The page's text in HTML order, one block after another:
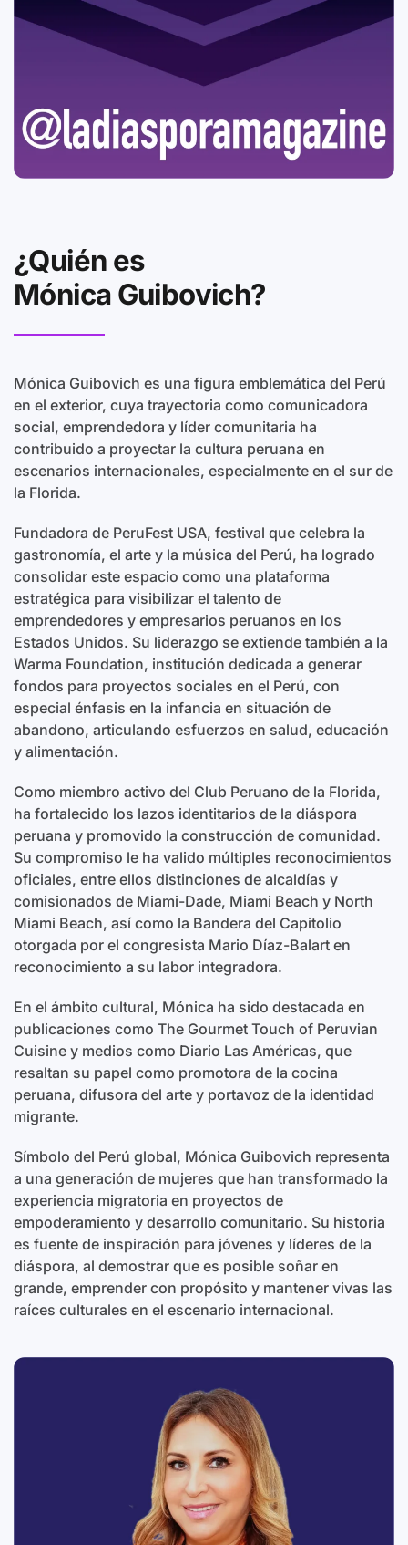
¿Quién es
Mónica Guibovich?
Mónica Guibovich es una figura emblemática del Perú
en el exterior, cuya trayectoria como comunicadora
social, emprendedora y líder comunitaria ha
contribuido a proyectar la cultura peruana en
escenarios internacionales, especialmente en el sur de
la Florida.
Fundadora de PeruFest USA, festival que celebra la
gastronomía, el arte y la música del Perú, ha logrado
consolidar este espacio como una plataforma
estratégica para visibilizar el talento de
emprendedores y empresarios peruanos en los
Estados Unidos. Su liderazgo se extiende también a la
Warma Foundation, institución dedicada a generar
fondos para proyectos sociales en el Perú, con
especial énfasis en la infancia en situación de
abandono, articulando esfuerzos en salud, educación
y alimentación.
Como miembro activo del Club Peruano de la Florida,
ha fortalecido los lazos identitarios de la diáspora
peruana y promovido la construcción de comunidad.
Su compromiso le ha valido múltiples reconocimientos
oficiales, entre ellos distinciones de alcaldías y
comisionados de Miami-Dade, Miami Beach y North
Miami Beach, así como la Bandera del Capitolio
otorgada por el congresista Mario Díaz-Balart en
reconocimiento a su labor integradora.
En el ámbito cultural, Mónica ha sido destacada en
publicaciones como The Gourmet Touch of Peruvian
Cuisine y medios como Diario Las Américas, que
resaltan su papel como promotora de la cocina
peruana, difusora del arte y portavoz de la identidad
migrante.
Símbolo del Perú global, Mónica Guibovich representa
a una generación de mujeres que han transformado la
experiencia migratoria en proyectos de
empoderamiento y desarrollo comunitario. Su historia
es fuente de inspiración para jóvenes y líderes de la
diáspora, al demostrar que es posible soñar en
grande, emprender con propósito y mantener vivas las
raíces culturales en el escenario internacional.